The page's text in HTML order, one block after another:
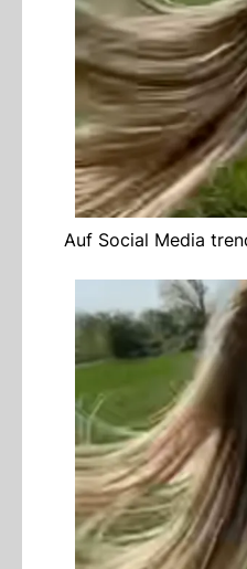
Auf Social Media